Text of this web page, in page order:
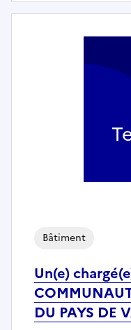
Un(e)
DU PAYS DE
Bâtiment